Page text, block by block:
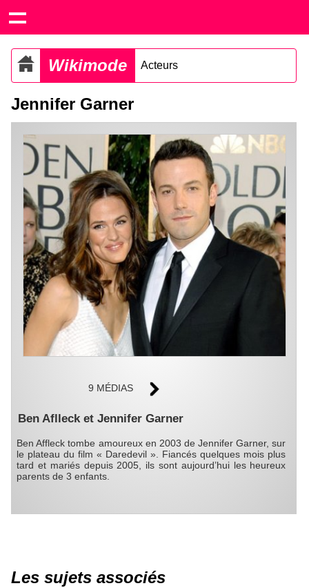
Wikimode Acteurs
Jennifer Garner
9 MÉDIAS
Ben Aflleck et Jennifer Garner
Ben Affleck tombe amoureux en 2003 de Jennifer Garner, sur
le plateau du film « Daredevil ». Fiancés quelques mois plus
tard et mariés depuis 2005, ils sont aujourd’hui les heureux
parents de 3 enfants.
Les sujets associés